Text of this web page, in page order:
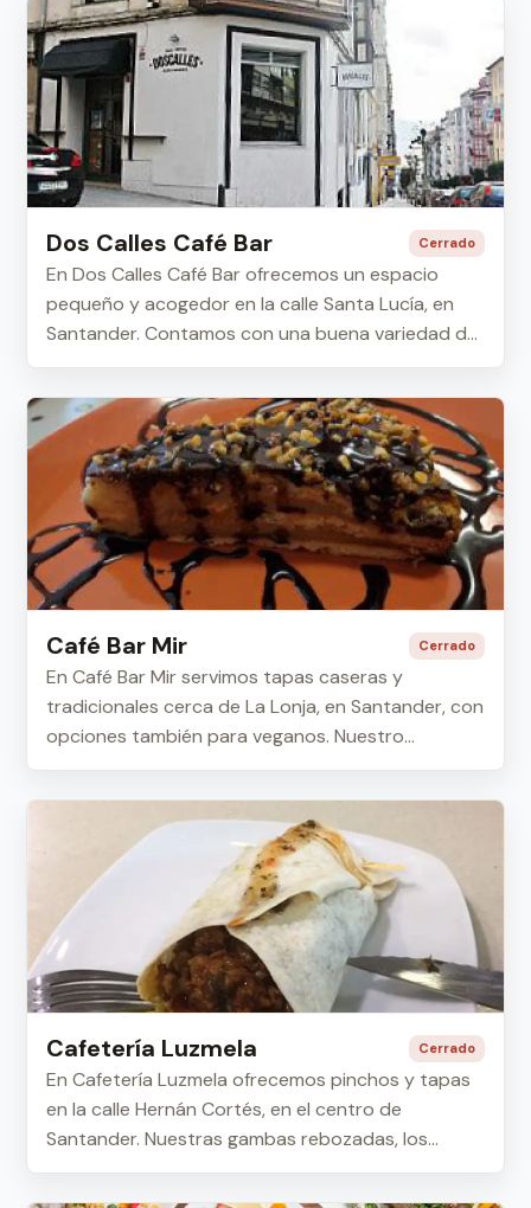
Dos Calles Café Bar Cerrado
En Dos Calles Café Bar ofrecemos un espacio
pequeño y acogedor en la calle Santa Lucía, en
Santander. Contamos con una buena variedad de
caf...
Café Bar Mir Cerrado
En Café Bar Mir servimos tapas caseras y
tradicionales cerca de La Lonja, en Santander, con
opciones también para veganos. Nuestro
comedor t...
Cafetería Luzmela Cerrado
En Cafetería Luzmela ofrecemos pinchos y tapas
en la calle Hernán Cortés, en el centro de
Santander. Nuestras gambas rebozadas, los
mejillon...